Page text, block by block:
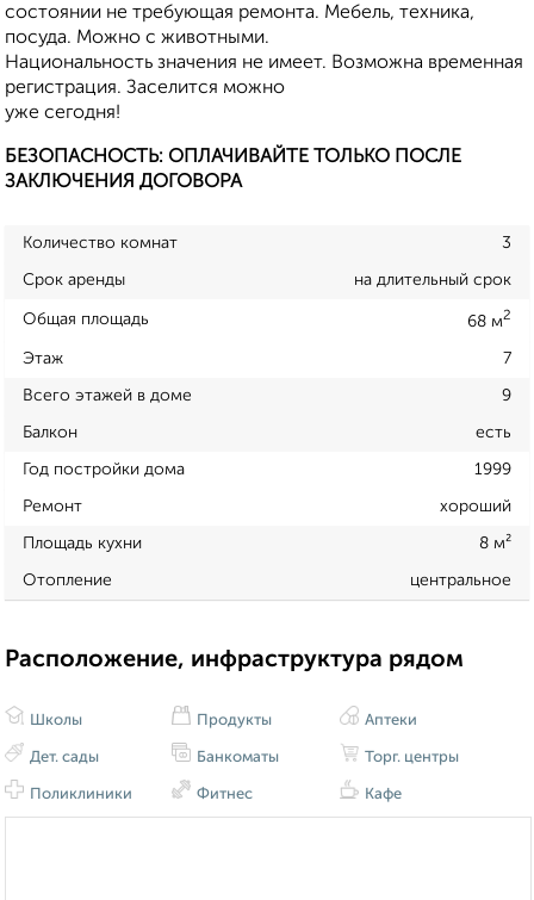
состоянии не требующая ремонта. Мебель, техника,
посуда. Можно с животными.
Национальность значения не имеет. Возможна временная
регистрация. Заселится можно
уже сегодня!
БЕЗОПАСНОСТЬ: ОПЛАЧИВАЙТЕ ТОЛЬКО ПОСЛЕ
ЗАКЛЮЧЕНИЯ ДОГОВОРА
Количество комнат 3
Срок аренды на длительный срок
Общая площадь 68 м2
Этаж 7
Всего этажей в доме 9
Балкон есть
Год постройки дома 1999
Ремонт хороший
Площадь кухни 8 м²
Отопление центральное
Расположение, инфраструктура рядом
Школы
Дет. сады
Поликлиники
Продукты
Банкоматы
Фитнес
Аптеки
Торг. центры
Кафе